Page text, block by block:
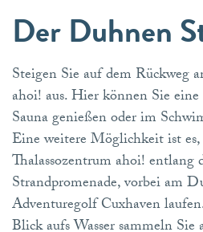
Der Duhnen
Steigen Sie auf dem Rückweg
ahoi! aus. Hier können Sie
Sauna genießen oder im
Eine weitere Möglichkeit ist es,
Thalassozentrum ahoi! entlang
Strandpromenade, vorbei am
Adventuregolf Cuxhaven